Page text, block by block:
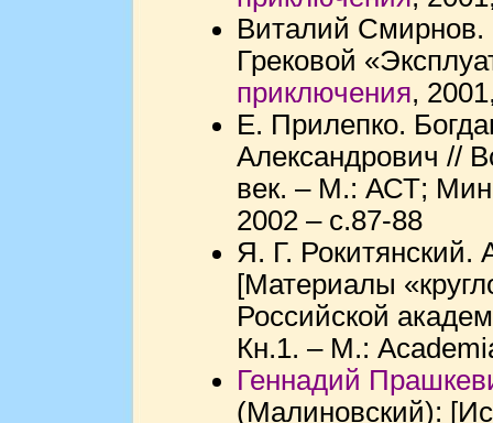
Виталий Смирнов.
Грековой
приключения,
Е. Прилепко.
Александрович //
век. – М.: АСТ;
2002 – с.87-88
Я. Г. Рокитянский.
[Материалы
Российской
Кн.1. – М.:
Геннадий
(Малиновский):